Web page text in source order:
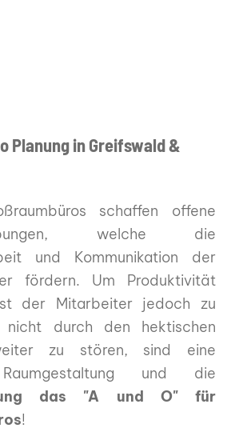
Planung in Greifswald &
schaffen offene
welche die
und Kommunikation der
fördern. Um Produktivität
der Mitarbeiter jedoch zu
nicht durch den hektischen
zu stören, sind eine
und die
das "A und O" für
!